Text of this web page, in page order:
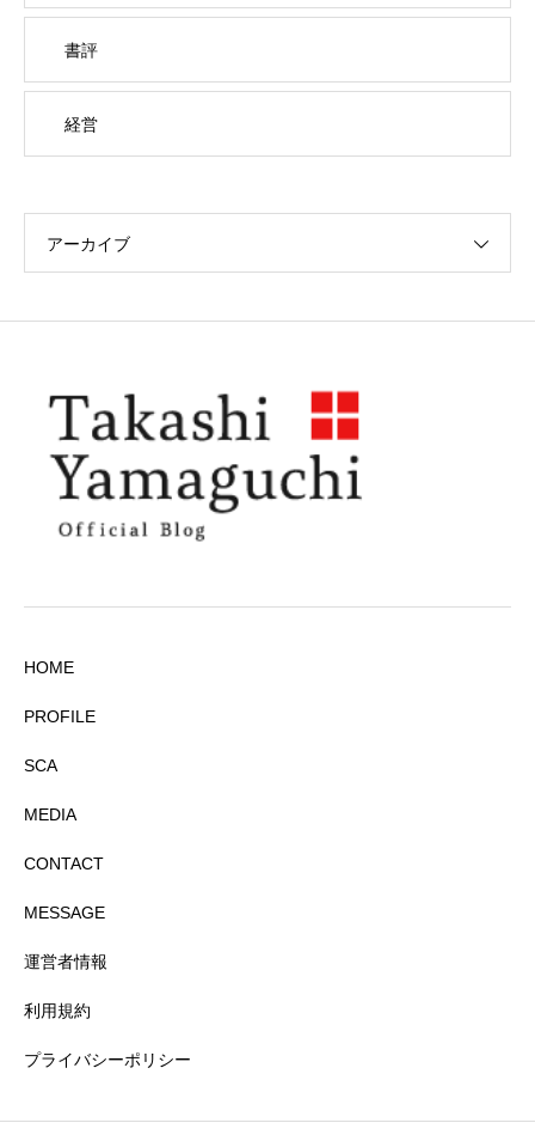
書評
経営
アーカイブ
HOME
PROFILE
SCA
MEDIA
CONTACT
MESSAGE
運営者情報
利用規約
プライバシーポリシー